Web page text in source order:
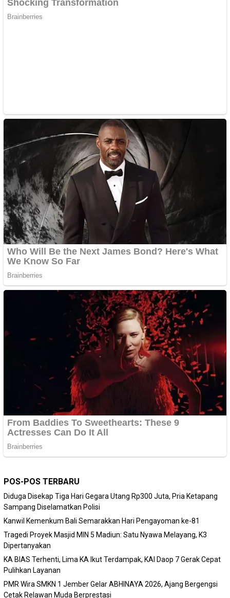
POS-POS TERBARU
Diduga Disekap Tiga Hari Gegara Utang Rp300 Juta, Pria Ketapang
Sampang Diselamatkan Polisi
Kanwil Kemenkum Bali Semarakkan Hari Pengayoman ke-81
Tragedi Proyek Masjid MIN 5 Madiun: Satu Nyawa Melayang, K3
Dipertanyakan
KA BIAS Terhenti, Lima KA Ikut Terdampak, KAI Daop 7 Gerak Cepat
Pulihkan Layanan
PMR Wira SMKN 1 Jember Gelar ABHINAYA 2026, Ajang Bergengsi
Cetak Relawan Muda Berprestasi